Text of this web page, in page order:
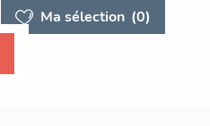
Ma sélection (0)